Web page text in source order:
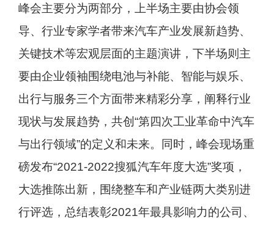
峰会主要分为两部分，上半场主要由协会领
导、行业专家学者带来汽车产业发展新趋势、
关键技术等宏观层面的主题演讲，下半场则主
要由企业领袖围绕电池与补能、智能与娱乐、
出行与服务三个方面带来精彩分享，阐释行业
现状与发展趋势，共创“第四次工业革命中汽车
与出行领域”的定义和未来。同时，峰会现场重
磅发布“2021-2022搜狐汽车年度大选”奖项，
大选推陈出新，围绕整车和产业链两大类别进
行评选，总结表彰2021年最具影响力的公司、